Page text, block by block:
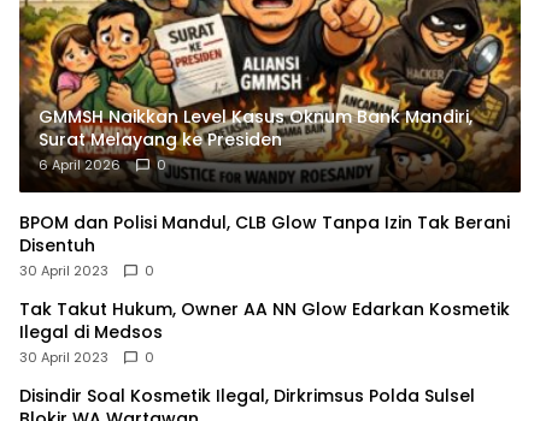
GMMSH Naikkan Level Kasus Oknum Bank Mandiri,
Surat Melayang ke Presiden
6 April 2026 0
BPOM dan Polisi Mandul, CLB Glow Tanpa Izin Tak Berani
Disentuh
30 April 2023 0
Tak Takut Hukum, Owner AA NN Glow Edarkan Kosmetik
Ilegal di Medsos
30 April 2023 0
Disindir Soal Kosmetik Ilegal, Dirkrimsus Polda Sulsel